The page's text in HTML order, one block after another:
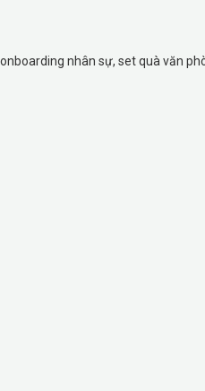
nhân sự, set quà văn